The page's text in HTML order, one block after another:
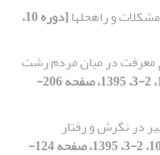
و راهحلها
[دوره 10،
معرفت در میان مردم رشت
[دوره 10، 2-3، 1395، صفحه 206-
در نگرش و رفتار
[دوره 10، 2-3، 1395، صفحه 124-